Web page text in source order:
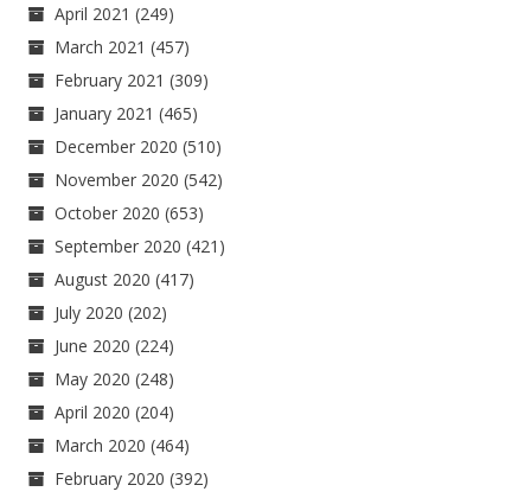
April 2021 (249)
March 2021 (457)
February 2021 (309)
January 2021 (465)
December 2020 (510)
November 2020 (542)
October 2020 (653)
September 2020 (421)
August 2020 (417)
July 2020 (202)
June 2020 (224)
May 2020 (248)
April 2020 (204)
March 2020 (464)
February 2020 (392)